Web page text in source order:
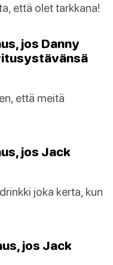
että olet tarkkana!
jos Danny
että meitä
jos Jack
joka kerta, kun
jos Jack